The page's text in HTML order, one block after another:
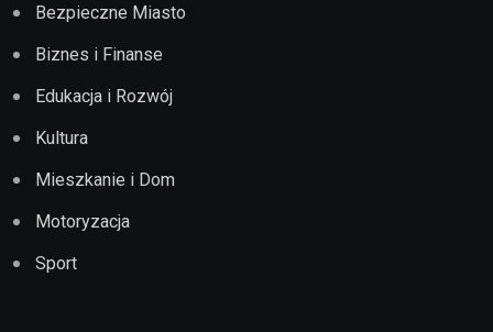
Bezpieczne Miasto
Biznes i Finanse
Edukacja i Rozwój
Kultura
Mieszkanie i Dom
Motoryzacja
Sport